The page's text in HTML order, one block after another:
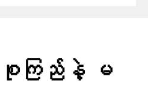
းစုကြည်နဲ့ မ